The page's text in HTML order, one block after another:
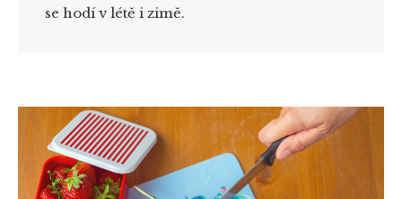
se hodí v létě i zimě.